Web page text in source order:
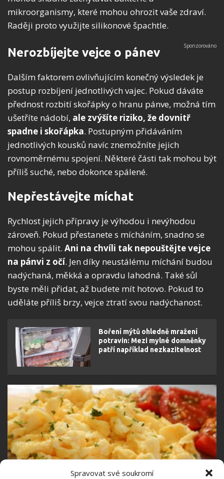
Spravovat své soukromí
mikroorganismy, které mohou ohrozit vaše zdraví.
Raději proto využijte silikonové špachtle.
Nerozbíjejte vejce o pánev
Dalším faktorem ovlivňujícím konečný výsledek je
postup rozbíjení jednotlivých vajec. Pokud dáváte
přednost rozbití skořápky o hranu pánve, možná tím
ušetříte nádobí, ale zvýšíte riziko, že dovnitř
spadne i skořápka. Postupným přidáváním
jednotlivých kousků navíc znemožníte jejich
rovnoměrnému spojení. Některé části tak mohou být
příliš suché, nebo dokonce spálené.
Nepřestávejte míchat
Rychlost jejich přípravy je výhodou i nevýhodou
zároveň. Pokud přestanete s mícháním, snadno se
mohou spálit. Ani na chvíli tak nepouštějte vejce
na pánvi z očí. Jen díky neustálému míchání budou
nadýchaná, měkká a opravdu lahodná. Také sůl
byste měli přidat, až budete mít hotovo. Pokud to
uděláte příliš brzy, vejce ztratí svou nadýchanost.
Boření mýtů ohledně mražení
potravin: Mezi mylné domněnky
patří například nezkazitelnost